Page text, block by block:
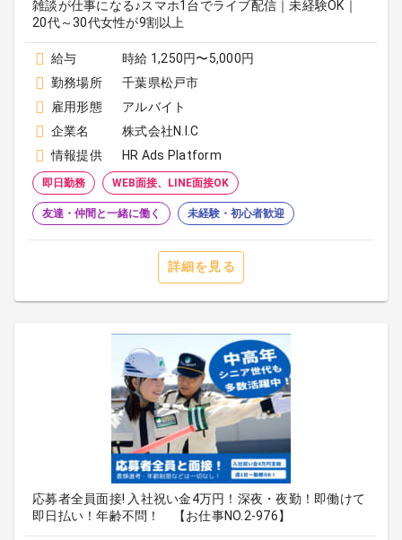
雑談が仕事になる♪スマホ1台でライブ配信｜未経験OK｜
20代～30代女性が9割以上
給与
時給 1,250円〜5,000円
勤務場所
千葉県松戸市
雇用形態
アルバイト
企業名
株式会社N.I.C
情報提供
HR Ads Platform
即日勤務 WEB面接、LINE面接OK
友達・仲間と一緒に働く 未経験・初心者歓迎
詳細を見る
応募者全員面接! 入社祝い金4万円！深夜・夜勤！即働けて
即日払い！年齢不問！ 【お仕事NO.2-976】